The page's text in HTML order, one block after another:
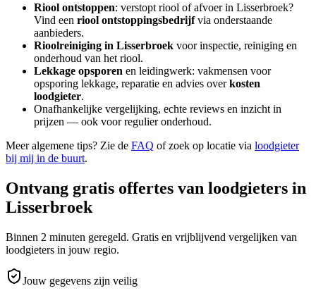
Riool ontstoppen: verstopt riool of afvoer in Lisserbroek?
Vind een riool ontstoppingsbedrijfvia onderstaande
aanbieders.
Rioolreiniging in Lisserbroek voor inspectie, reiniging en
onderhoud van het riool.
Lekkage opsporen en leidingwerk: vakmensen voor
opsporing lekkage, reparatie en advies overkosten
loodgieter.
Onafhankelijke vergelijking, echte reviews en inzicht in
prijzen — ook voor regulier onderhoud.
Meer algemene tips? Zie de FAQ of zoek op locatie via loodgieter
bij mij in de buurt.
Ontvang gratis offertes van loodgieters in
Lisserbroek
Binnen 2 minuten geregeld. Gratis en vrijblijvend vergelijken van
loodgieters in jouw regio.
Jouw gegevens zijn veilig